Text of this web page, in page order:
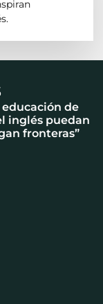
de
inglés puedan
fronteras”